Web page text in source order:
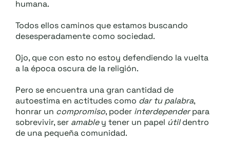
humana.
Todos ellos caminos que estamos buscando
desesperadamente como sociedad.
Ojo, que con esto no estoy defendiendo la vuelta
a la época oscura de la religión.
Pero se encuentra una gran cantidad de
autoestima en actitudes como dar tu palabra,
honrar un compromiso, poder interdependerpara
sobrevivir, ser amabley tener un papel útildentro
de una pequeña comunidad.